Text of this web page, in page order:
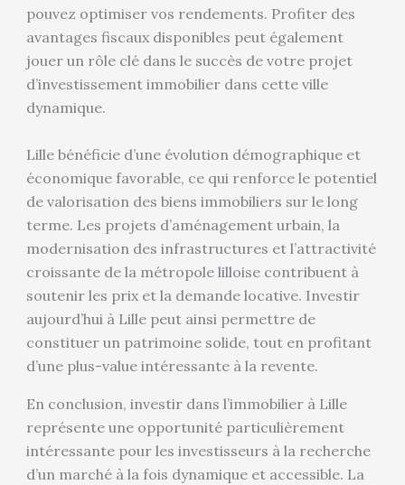
pouvez optimiser vos rendements. Profiter des
avantages fiscaux disponibles peut également
jouer un rôle clé dans le succès de votre projet
d’investissement immobilier dans cette ville
dynamique.
Lille bénéficie d’une évolution démographique et
économique favorable, ce qui renforce le potentiel
de valorisation des biens immobiliers sur le long
terme. Les projets d’aménagement urbain, la
modernisation des infrastructures et l’attractivité
croissante de la métropole lilloise contribuent à
soutenir les prix et la demande locative. Investir
aujourd’hui à Lille peut ainsi permettre de
constituer un patrimoine solide, tout en profitant
d’une plus-value intéressante à la revente.
En conclusion, investir dans l’immobilier à Lille
représente une opportunité particulièrement
intéressante pour les investisseurs à la recherche
d’un marché à la fois dynamique et accessible. La